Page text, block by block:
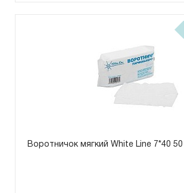
Воротничок мягкий White Line 7*40